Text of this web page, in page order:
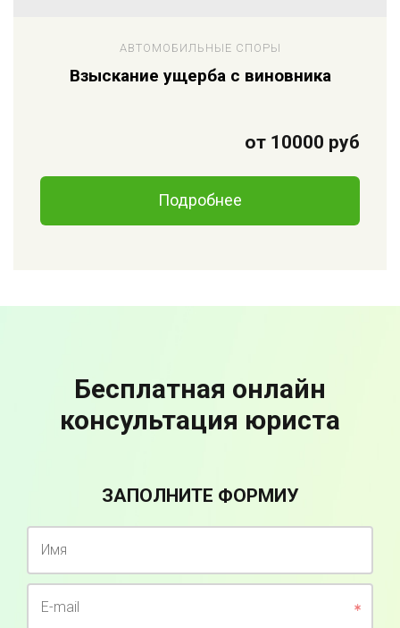
АВТОМОБИЛЬНЫЕ СПОРЫ
Взыскание ущерба с виновника
от 10000 руб
Подробнее
Бесплатная онлайн
консультация юриста
ЗАПОЛНИТЕ ФОРМИУ
Имя
E-mail